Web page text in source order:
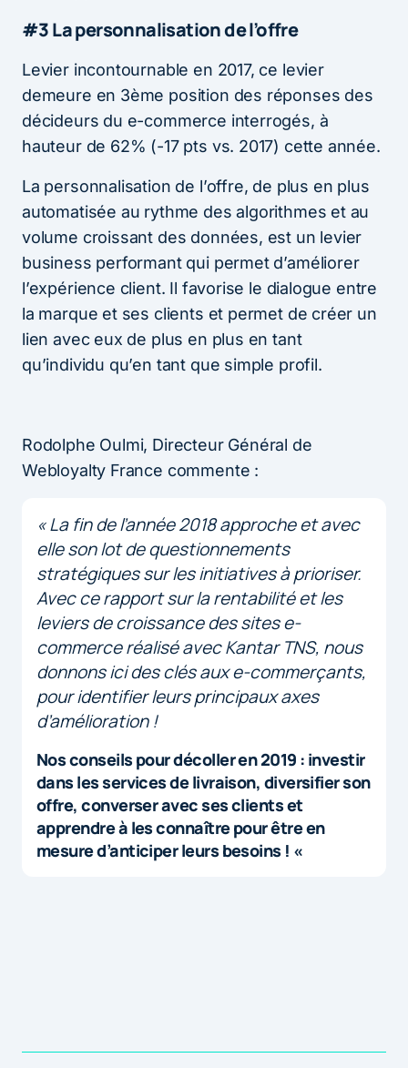
#3 La personnalisation de l’offre
Levier incontournable en 2017, ce levier
demeure en 3ème position des réponses des
décideurs du e-commerce interrogés, à
hauteur de 62% (-17 pts vs. 2017) cette année.
La personnalisation de l’offre, de plus en plus
automatisée au rythme des algorithmes et au
volume croissant des données, est un levier
business performant qui permet d’améliorer
l’expérience client. Il favorise le dialogue entre
la marque et ses clients et permet de créer un
lien avec eux de plus en plus en tant
qu’individu qu’en tant que simple profil.
Rodolphe Oulmi, Directeur Général de
Webloyalty France commente :
« La fin de l’année 2018 approche et avec
elle son lot de questionnements
stratégiques sur les initiatives à prioriser.
Avec ce rapport sur la rentabilité et les
leviers de croissance des sites e-
commerce réalisé avec Kantar TNS, nous
donnons ici des clés aux e-commerçants,
pour identifier leurs principaux axes
d’amélioration !
Nos conseils pour décoller en 2019 : investir
dans les services de livraison, diversifier son
offre, converser avec ses clients et
apprendre à les connaître pour être en
mesure d’anticiper leurs besoins ! «